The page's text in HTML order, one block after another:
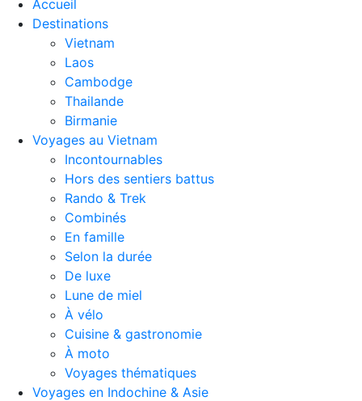
Accueil
Destinations
Vietnam
Laos
Cambodge
Thailande
Birmanie
Voyages au Vietnam
Incontournables
Hors des sentiers battus
Rando & Trek
Combinés
En famille
Selon la durée
De luxe
Lune de miel
À vélo
Cuisine & gastronomie
À moto
Voyages thématiques
Voyages en Indochine & Asie